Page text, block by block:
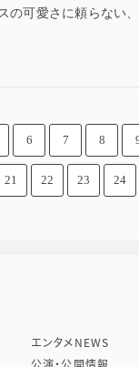
の可愛さに頼らない
6 7 8
21 22 23 24
エンタメNEWS
公演・公開情報
株式会社 VIP